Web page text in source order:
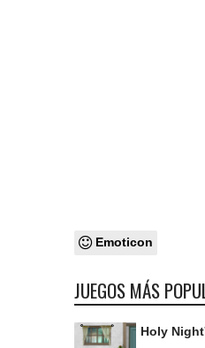
Emoticon
JUEGOS MÁS
Holy